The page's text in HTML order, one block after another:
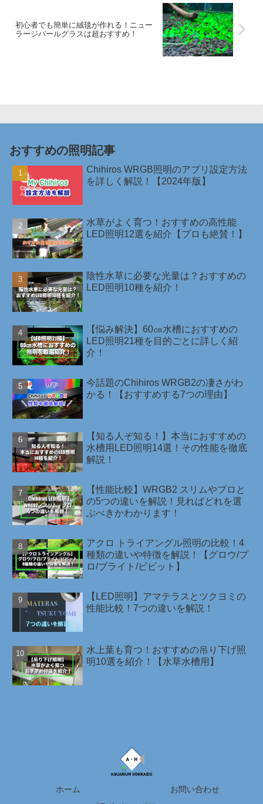
初心者でも簡単に絨毯が作れる！ニュー
ラージパールグラスは超おすすめ！
おすすめの照明記事
Chihiros WRGB照明のアプリ設定方法
を詳しく解説！【2024年版】
水草がよく育つ！おすすめの高性能
LED照明12選を紹介【プロも絶賛！】
陰性水草に必要な光量は？おすすめの
LED照明10種を紹介！￼
【悩み解決】60㎝水槽におすすめの
LED照明21種を目的ごとに詳しく紹
介！
今話題のChihiros WRGB2の凄さがわ
かる！【おすすめする7つの理由】
【知る人ぞ知る！】本当におすすめの
水槽用LED照明14選！その性能を徹底
解説！
【性能比較】WRGB2 スリムやプロと
の5つの違いを解説！見ればどれを選
ぶべきかわかります！
アクロ トライアングル照明の比較！4
種類の違いや特徴を解説！【グロウ/プ
ロ/ブライト/ビビット】
【LED照明】アマテラスとツクヨミの
性能比較！7つの違いを解説！
水上葉も育つ！おすすめの吊り下げ照
明10選を紹介！【水草水槽用】
ホーム
お問い合わせ